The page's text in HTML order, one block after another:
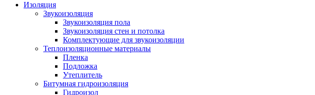
Изоляция
Звукоизоляция
Звукоизоляция пола
Звукоизоляция стен и потолка
Комплектующие для звукоизоляции
Теплоизоляционные материалы
Пленка
Подложка
Утеплитель
Битумная гидроизоляция
Гидроизол